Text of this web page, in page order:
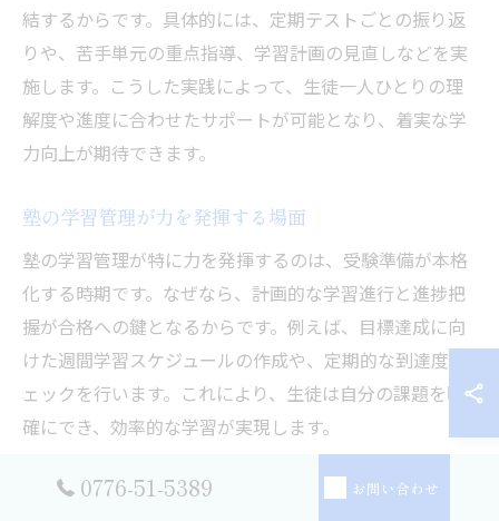
結するからです。具体的には、定期テストごとの振り返
りや、苦手単元の重点指導、学習計画の見直しなどを実
施します。こうした実践によって、生徒一人ひとりの理
解度や進度に合わせたサポートが可能となり、着実な学
力向上が期待できます。
塾の学習管理が力を発揮する場面
塾の学習管理が特に力を発揮するのは、受験準備が本格
化する時期です。なぜなら、計画的な学習進行と進捗把
握が合格への鍵となるからです。例えば、目標達成に向
けた週間学習スケジュールの作成や、定期的な到達度チ
ェックを行います。これにより、生徒は自分の課題を明
確にでき、効率的な学習が実現します。
サポート体制が受験対策に与える安心感
0776-51-5389 お問い合わせ